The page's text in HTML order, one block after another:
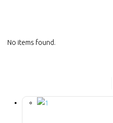
No items found.